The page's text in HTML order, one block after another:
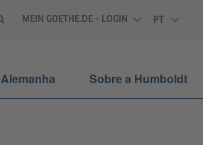
MEIN GOETHE.DE – LOGIN
PT
Alemanha Sobre a Humboldt